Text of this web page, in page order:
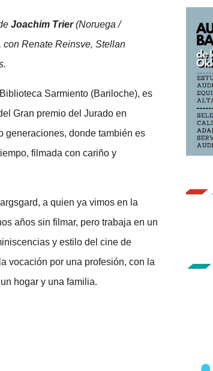
Joachim Trier(Noruega /
con Renate Reinsve, Stellan
Sarmiento (Bariloche), es
Gran premio del Jurado en
generaciones, donde también es
filmada con cariño y
a quien ya vimos en la
años sin filmar, pero trabaja en un
y estilo del cine de
vocación por una profesión, con la
hogar y una familia.